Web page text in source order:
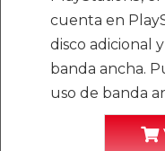
cuenta en
disco adicional
banda ancha.
uso de banda